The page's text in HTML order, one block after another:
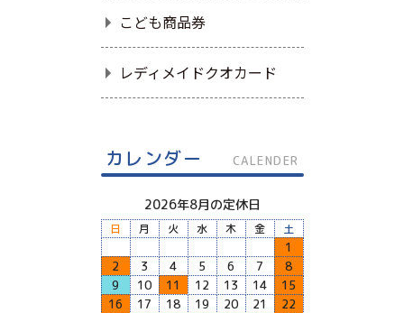
こども商品券
レディメイドクオカード
CALENDER
カレンダー
2026年8月の定休日
日 月 火 水 木 金 土
1
2
3 4 5 6 7
8
9
10 11 12 13 14
15
16
17 18 19 20 21
22